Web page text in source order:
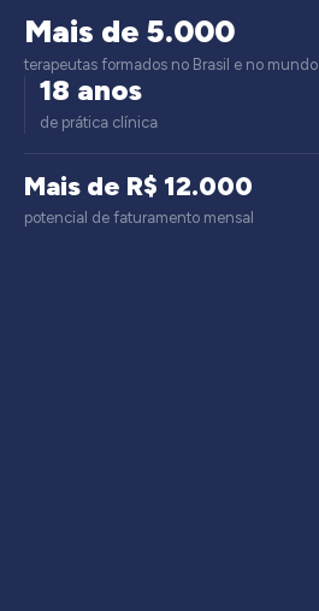
Mais de 5.000
terapeutas formados no Brasil e no mundo
18 anos
de prática clínica
Mais de R$ 12.000
potencial de faturamento mensal